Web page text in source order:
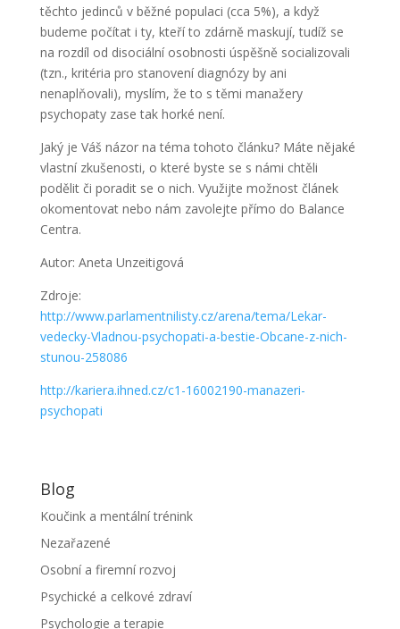
těchto jedinců v běžné populaci (cca 5%), a když
budeme počítat i ty, kteří to zdárně maskují, tudíž se
na rozdíl od disociální osobnosti úspěšně socializovali
(tzn., kritéria pro stanovení diagnózy by ani
nenaplňovali), myslím, že to s těmi manažery
psychopaty zase tak horké není.
Jaký je Váš názor na téma tohoto článku? Máte nějaké
vlastní zkušenosti, o které byste se s námi chtěli
podělit či poradit se o nich. Využijte možnost článek
okomentovat nebo nám zavolejte přímo do Balance
Centra.
Autor: Aneta Unzeitigová
Zdroje:
http://www.parlamentnilisty.cz/arena/tema/Lekar-
vedecky-Vladnou-psychopati-a-bestie-Obcane-z-nich-
stunou-258086
http://kariera.ihned.cz/c1-16002190-manazeri-
psychopati
Blog
Koučink a mentální trénink
Nezařazené
Osobní a firemní rozvoj
Psychické a celkové zdraví
Psychologie a terapie